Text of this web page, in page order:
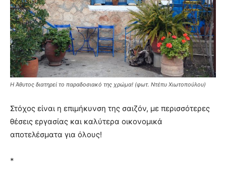
Η Άθυτος διατηρεί το παραδοσιακό της χρώμα! (φωτ. Ντέπυ Χιωτοπούλου)
Στόχος είναι η επιμήκυνση της σαιζόν, με περισσότερες
θέσεις εργασίας και καλύτερα οικονομικά
αποτελέσματα για όλους!
*